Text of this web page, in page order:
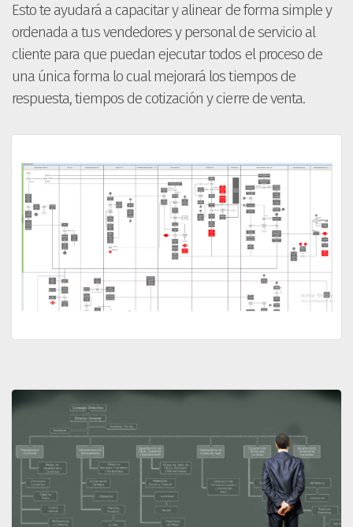
Esto te ayudará a capacitar y alinear de forma simple y
ordenada a tus vendedores y personal de servicio al
cliente para que puedan ejecutar todos el proceso de
una única forma lo cual mejorará los tiempos de
respuesta, tiempos de cotización y cierre de venta.